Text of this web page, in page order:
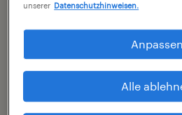
unserer Datenschutzhinweisen.
Anpassen
Alle